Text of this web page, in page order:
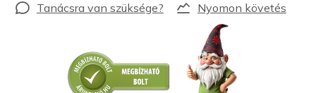
Nyomon követés